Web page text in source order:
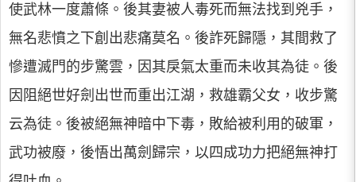
使武林一度蕭條。後其妻被人毒死而無法找到兇手，
無名悲憤之下創出悲痛莫名。後詐死歸隱，其間救了
慘遭滅門的步驚雲，因其戾氣太重而未收其為徒。後
因阻絕世好劍出世而重出江湖，救雄霸父女，收步驚
云為徒。後被絕無神暗中下毒，敗給被利用的破軍，
武功被廢，後悟出萬劍歸宗，以四成功力把絕無神打